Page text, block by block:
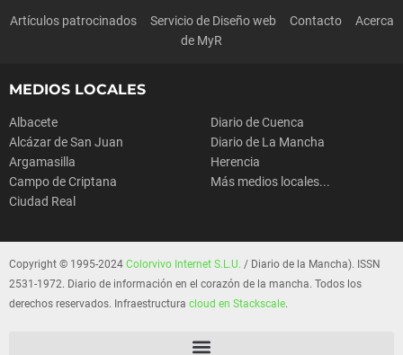
Artículos patrocinados Servicio de Diseño web Contacto
Acerca
de MyR
MEDIOS LOCALES
Albacete
Alcázar de San Juan
Argamasilla
Campo de Criptana
Ciudad Real
Diario de Cuenca
Diario de La Mancha
Herencia
Más medios locales...
Copyright © 1995-2024 Colorvivo Internet S.L.U. / Diario de la Mancha). ISSN
2531-1972. Diario de información en el corazón de la mancha. Todos los
derechos reservados. Infraestructura cloud en Stackscale.